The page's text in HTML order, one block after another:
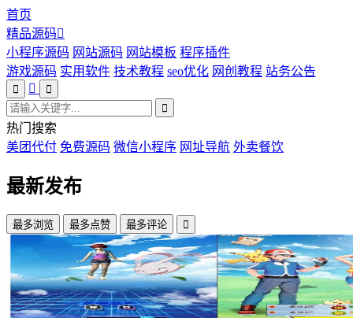
首页
精品源码
小程序源码 网站源码 网站模板 程序插件
游戏源码 实用软件 技术教程 seo优化 网创教程 站务公告
热门搜索
美团代付 免费源码 微信小程序 网址导航 外卖餐饮
最新发布
最多浏览 最多点赞 最多评论